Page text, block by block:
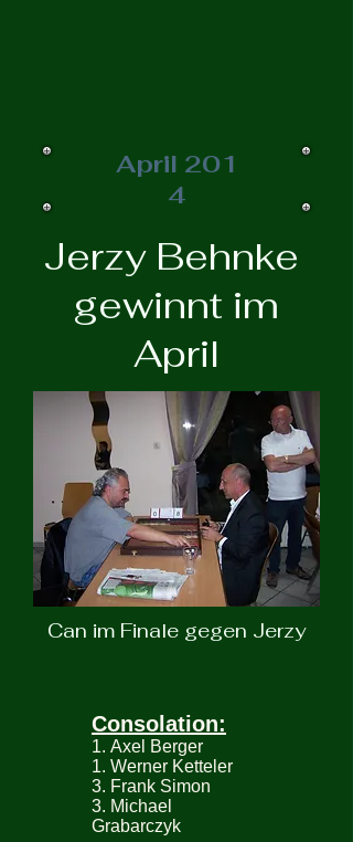
April 201
4
Jerzy Behnke
gewinnt im
April
Can im Finale gegen Jerzy
Consolation:
1. Axel Berger
1. Werner Ketteler
3. Frank Simon
3. Michael
Grabarczyk